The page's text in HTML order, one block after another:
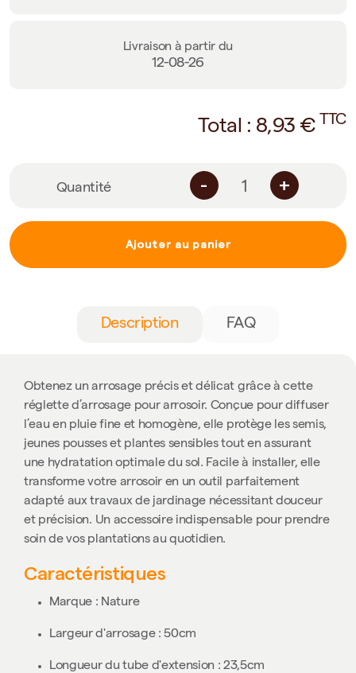
Livraison à partir du
12-08-26
Total : 8,93 € TTC
Quantité - +
Ajouter au panier
Description FAQ
Obtenez un arrosage précis et délicat grâce à cette
réglette d’arrosage pour arrosoir. Conçue pour diffuser
l’eau en pluie fine et homogène, elle protège les semis,
jeunes pousses et plantes sensibles tout en assurant
une hydratation optimale du sol. Facile à installer, elle
transforme votre arrosoir en un outil parfaitement
adapté aux travaux de jardinage nécessitant douceur
et précision. Un accessoire indispensable pour prendre
soin de vos plantations au quotidien.
Caractéristiques
Marque : Nature
Largeur d'arrosage : 50cm
Longueur du tube d'extension : 23,5cm